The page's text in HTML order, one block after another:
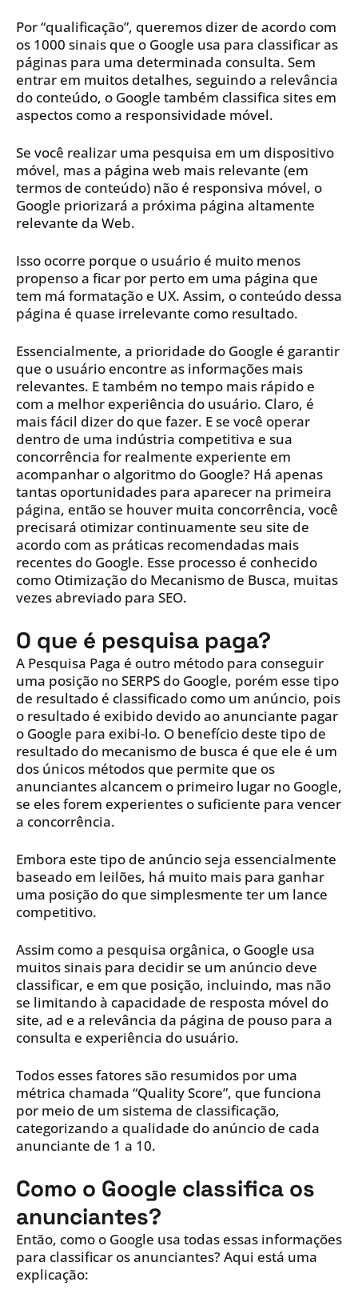
Por “qualificação”, queremos dizer de acordo com
os 1000 sinais que o Google usa para classificar as
páginas para uma determinada consulta. Sem
entrar em muitos detalhes, seguindo a relevância
do conteúdo, o Google também classifica sites em
aspectos como a responsividade móvel.
Se você realizar uma pesquisa em um dispositivo
móvel, mas a página web mais relevante (em
termos de conteúdo) não é responsiva móvel, o
Google priorizará a próxima página altamente
relevante da Web.
Isso ocorre porque o usuário é muito menos
propenso a ficar por perto em uma página que
tem má formatação e UX. Assim, o conteúdo dessa
página é quase irrelevante como resultado.
Essencialmente, a prioridade do Google é garantir
que o usuário encontre as informações mais
relevantes. E também no tempo mais rápido e
com a melhor experiência do usuário. Claro, é
mais fácil dizer do que fazer. E se você operar
dentro de uma indústria competitiva e sua
concorrência for realmente experiente em
acompanhar o algoritmo do Google? Há apenas
tantas oportunidades para aparecer na primeira
página, então se houver muita concorrência, você
precisará otimizar continuamente seu site de
acordo com as práticas recomendadas mais
recentes do Google. Esse processo é conhecido
como Otimização do Mecanismo de Busca, muitas
vezes abreviado para SEO.
O que é pesquisa paga?
A Pesquisa Paga é outro método para conseguir
uma posição no SERPS do Google, porém esse tipo
de resultado é classificado como um anúncio, pois
o resultado é exibido devido ao anunciante pagar
o Google para exibi-lo. O benefício deste tipo de
resultado do mecanismo de busca é que ele é um
dos únicos métodos que permite que os
anunciantes alcancem o primeiro lugar no Google,
se eles forem experientes o suficiente para vencer
a concorrência.
Embora este tipo de anúncio seja essencialmente
baseado em leilões, há muito mais para ganhar
uma posição do que simplesmente ter um lance
competitivo.
Assim como a pesquisa orgânica, o Google usa
muitos sinais para decidir se um anúncio deve
classificar, e em que posição, incluindo, mas não
se limitando à capacidade de resposta móvel do
site, ad e a relevância da página de pouso para a
consulta e experiência do usuário.
Todos esses fatores são resumidos por uma
métrica chamada “Quality Score”, que funciona
por meio de um sistema de classificação,
categorizando a qualidade do anúncio de cada
anunciante de 1 a 10.
Como o Google classifica os
anunciantes?
Então, como o Google usa todas essas informações
para classificar os anunciantes? Aqui está uma
explicação: